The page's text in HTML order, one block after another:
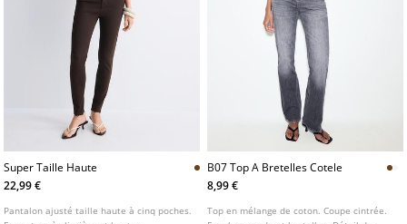
Super Taille Haute
22,99 €
Pantalon ajusté taille haute à cinq poches.
B07 Top A Bretelles Cotele
8,99 €
Top en mélange de coton. Coupe cintrée.